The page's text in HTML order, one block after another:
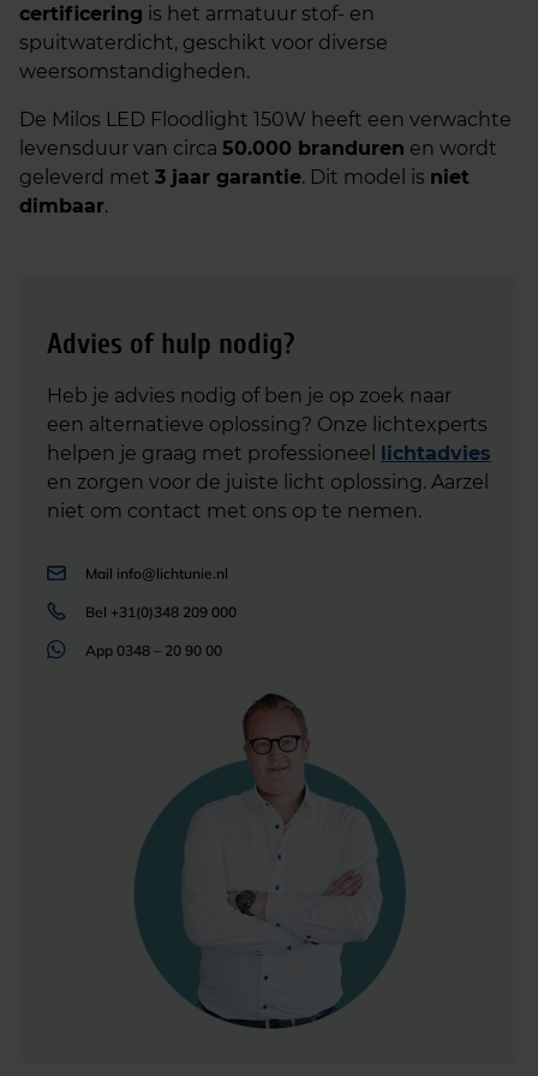
certificering is het armatuur stof- en
spuitwaterdicht, geschikt voor diverse
weersomstandigheden.
De Milos LED Floodlight 150W heeft een verwachte
levensduur van circa 50.000 branduren en wordt
geleverd met 3 jaar garantie. Dit model is niet
dimbaar.
Advies of hulp nodig?
Heb je advies nodig of ben je op zoek naar
een alternatieve oplossing? Onze lichtexperts
helpen je graag met professioneel lichtadvies
en zorgen voor de juiste licht oplossing. Aarzel
niet om contact met ons op te nemen.
Mail info@lichtunie.nl
Bel +31(0)348 209 000
App 0348 – 20 90 00